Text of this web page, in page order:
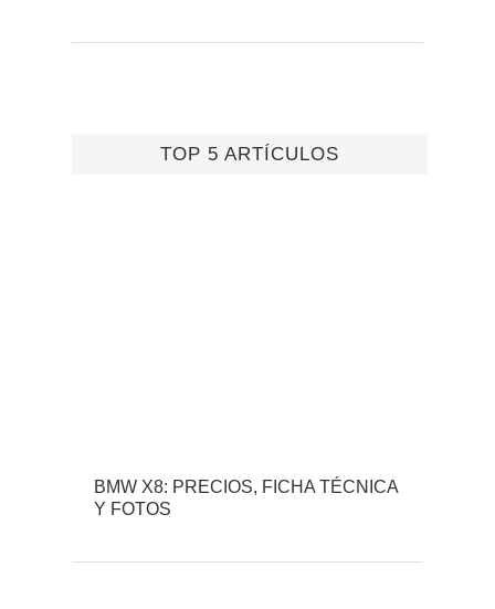
TOP 5 ARTÍCULOS
BMW X8: PRECIOS, FICHA TÉCNICA
Y FOTOS